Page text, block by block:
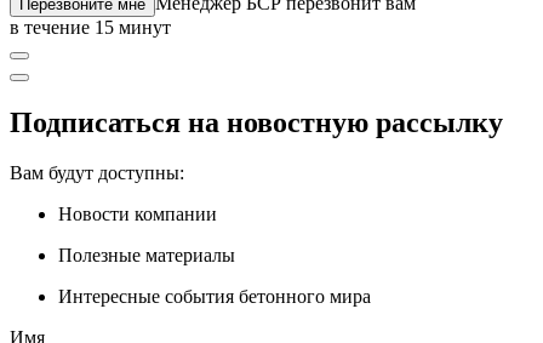
Перезвоните мне
в течение 15 минут
Подписаться на новостную рассылку
Вам будут доступны:
Новости компании
Полезные материалы
Интересные события бетонного мира
Имя